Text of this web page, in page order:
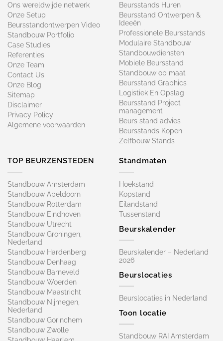
Ons wereldwijde netwerk
Onze Setup
Beursstandontwerpen Video
Standbouw Portfolio
Case Studies
Referenties
Onze Team
Contact Us
Onze Blog
Sitemap
Disclaimer
Privacy Policy
Algemene voorwaarden
Beursstands Huren
Beursstand Ontwerpen &
Ideeën
Professionele Beursstands
Modulaire Standbouw
Standbouwdiensten
Mobiele Beursstand
Standbouw op maat​
Beursstand Graphics
Logistiek En Opslag
Beursstand Project
management
Beurs stand advies
Beursstands Kopen
Zelfbouw Stands
TOP BEURZENSTEDEN
Standbouw Amsterdam
Standbouw Apeldoorn
Standbouw Rotterdam
Standbouw Eindhoven
Standbouw Utrecht
Standbouw Groningen,
Nederland
Standbouw Hardenberg
Standbouw Denhaag
Standbouw Barneveld
Standbouw Woerden
Standbouw Maastricht
Standbouw Nijmegen,
Nederland
Standbouw Gorinchem
Standbouw Zwolle
Standmaten
Hoekstand
Kopstand
Eilandstand
Tussenstand
Beurskalender
Beurskalender – Nederland
2026
Beurslocaties
Beurslocaties in Nederland
Toon locatie
Standbouw RAI Amsterdam